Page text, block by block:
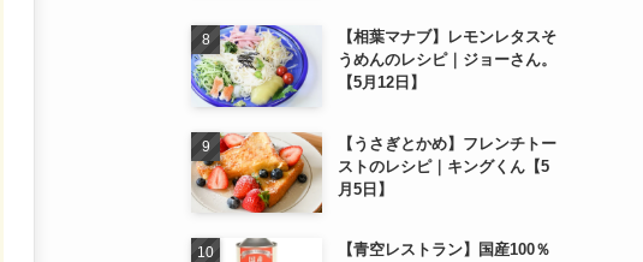
【相葉マナブ】レモンレタスそ
うめんのレシピ｜ジョーさん。
【5月12日】
【うさぎとかめ】フレンチトー
ストのレシピ｜キングくん【5
月5日】
【青空レストラン】国産100％